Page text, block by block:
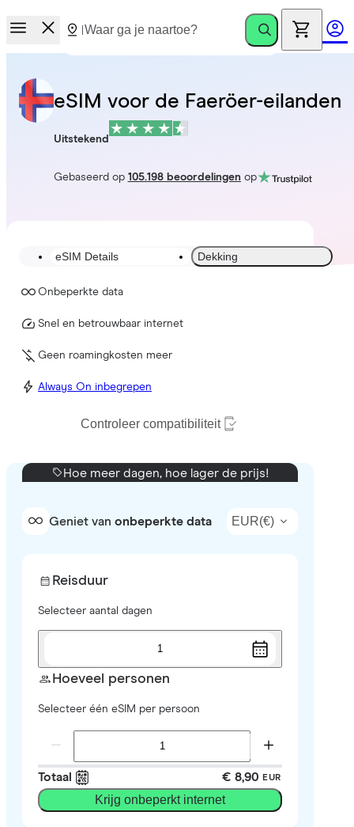
eSIM voor de Faeröer-eilanden
Uitstekend
Gebaseerd op 105.198 beoordelingen op
eSIM Details Dekking
Onbeperkte data
Snel en betrouwbaar internet
Geen roamingkosten meer
Always On inbegrepen
Controleer compatibiliteit
Hoe meer dagen, hoe lager de prijs!
Geniet van onbeperkte data EUR(€)
Reisduur
Selecteer aantal dagen
1
Hoeveel personen
Selecteer één eSIM per persoon
Totaal € 8,90 EUR
Krijg onbeperkt internet